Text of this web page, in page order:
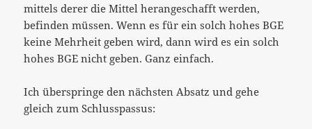
mittels derer die Mittel herangeschafft werden,
befinden müssen. Wenn es für ein solch hohes BGE
keine Mehrheit geben wird, dann wird es ein solch
hohes BGE nicht geben. Ganz einfach.
Ich überspringe den nächsten Absatz und gehe
gleich zum Schlusspassus: